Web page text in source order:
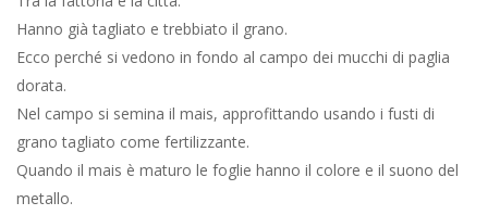
Hanno già tagliato e trebbiato il grano.
Ecco perché si vedono in fondo al campo dei mucchi di paglia
dorata.
Nel campo si semina il mais, approfittando usando i fusti di
grano tagliato come fertilizzante.
Quando il mais è maturo le foglie hanno il colore e il suono del
metallo.